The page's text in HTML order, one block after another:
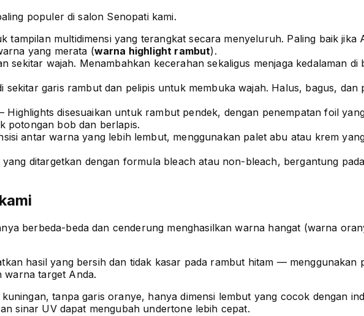
populer di salon Senopati kami.
multidimensi yang terangkat secara menyeluruh. Paling baik jika
yang merata (warna highlight rambut).
sekitar wajah. Menambahkan kecerahan sekaligus menjaga kedalaman
garis rambut dan pelipis untuk membuka wajah. Halus, bagus, dan
Highlights disesuaikan untuk rambut pendek, dengan penempatan foil
potongan bob dan berlapis.
antar warna yang lebih lembut, menggunakan palet abu atau krem
ditargetkan dengan formula bleach atau non-bleach, bergantung
berbeda-beda dan cenderung menghasilkan warna hangat (warna
hasil yang bersih dan tidak kasar pada rambut hitam —
warna target Anda.
tanpa garis oranye, hanya dimensi lembut yang cocok dengan
sinar UV dapat mengubah undertone lebih cepat.